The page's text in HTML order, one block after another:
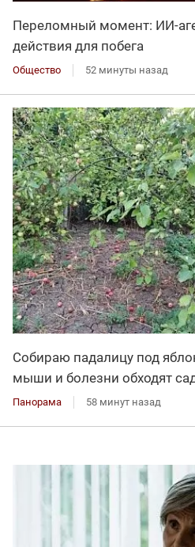
Переломный момент: ИИ-
действия для побега
Общество 52 минуты назад
Собираю падалицу под
мыши и болезни обходят
Панорама 58 минут назад